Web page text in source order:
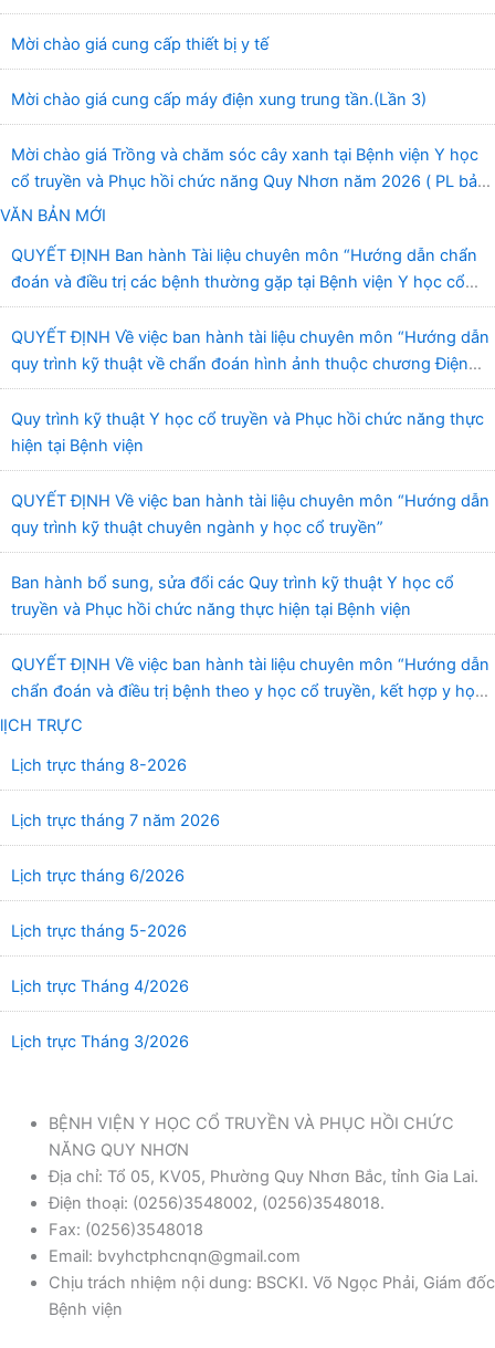
Mời chào giá cung cấp thiết bị y tế
Mời chào giá cung cấp máy điện xung trung tần.(Lần 3)
Mời chào giá Trồng và chăm sóc cây xanh tại Bệnh viện Y học
cổ truyền và Phục hồi chức năng Quy Nhơn năm 2026 ( PL bản
Danh mục hàng hóa, mẫu báo giá kèm theo)
VĂN BẢN MỚI
QUYẾT ĐỊNH Ban hành Tài liệu chuyên môn “Hướng dẫn chẩn
đoán và điều trị các bệnh thường gặp tại Bệnh viện Y học cổ
truyền và Phục hồi chức năng Quy Nhơn”
QUYẾT ĐỊNH Về việc ban hành tài liệu chuyên môn “Hướng dẫn
quy trình kỹ thuật về chẩn đoán hình ảnh thuộc chương Điện
quang”
Quy trình kỹ thuật Y học cổ truyền và Phục hồi chức năng thực
hiện tại Bệnh viện
QUYẾT ĐỊNH Về việc ban hành tài liệu chuyên môn “Hướng dẫn
quy trình kỹ thuật chuyên ngành y học cổ truyền”
Ban hành bổ sung, sửa đổi các Quy trình kỹ thuật Y học cổ
truyền và Phục hồi chức năng thực hiện tại Bệnh viện
QUYẾT ĐỊNH Về việc ban hành tài liệu chuyên môn “Hướng dẫn
chẩn đoán và điều trị bệnh theo y học cổ truyền, kết hợp y học
cổ truyền với y học hiện đại”
lỊCH TRỰC
Lịch trực tháng 8-2026
Lịch trực tháng 7 năm 2026
Lịch trực tháng 6/2026
Lịch trực tháng 5-2026
Lịch trực Tháng 4/2026
Lịch trực Tháng 3/2026
BỆNH VIỆN Y HỌC CỔ TRUYỀN VÀ PHỤC HỒI CHỨC
NĂNG QUY NHƠN
Địa chỉ: Tổ 05, KV05, Phường Quy Nhơn Bắc, tỉnh Gia Lai.
Điện thoại: (0256)3548002, (0256)3548018.
Fax: (0256)3548018
Email: bvyhctphcnqn@gmail.com
Chịu trách nhiệm nội dung: BSCKI. Võ Ngọc Phải, Giám đốc
Bệnh viện